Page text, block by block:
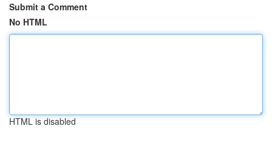
Submit a Comment
No HTML
HTML is disabled